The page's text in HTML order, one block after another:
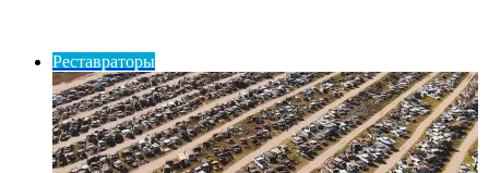
Реставраторы